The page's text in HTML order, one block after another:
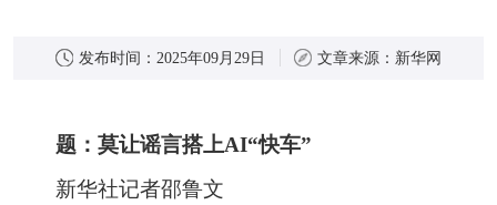
发布时间： 2025年09月29日 文章来源： 新华网
题：莫让谣言搭上AI“快车”
新华社记者邵鲁文